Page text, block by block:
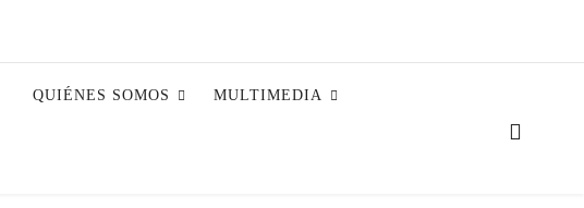
QUIÉNES SOMOS MULTIMEDIA